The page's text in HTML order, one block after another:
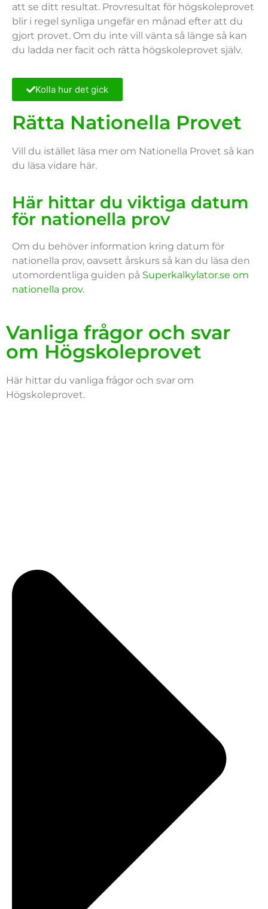
att se ditt resultat. Provresultat för högskoleprovet
blir i regel synliga ungefär en månad efter att du
gjort provet. Om du inte vill vänta så länge så kan
du ladda ner facit och rätta högskoleprovet själv.
Kolla hur det gick
Rätta Nationella Provet
Vill du istället läsa mer om Nationella Provet så kan
du läsa vidare här.
Här hittar du viktiga datum
för nationella prov
Om du behöver information kring datum för
nationella prov, oavsett årskurs så kan du läsa den
utomordentliga guiden på Superkalkylator.se om
nationella prov.
Vanliga frågor och svar
om Högskoleprovet
Här hittar du vanliga frågor och svar om
Högskoleprovet.